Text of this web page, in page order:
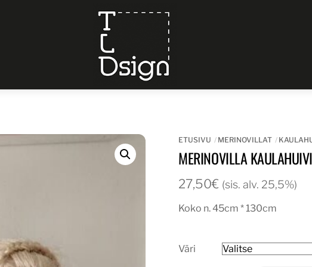
ETUSIVU MERINOVILLAT
MERINOVILLA KAULAHUIVI
27,50€ (sis. alv. 25,5%)
Koko n. 45cm * 130cm
Väri